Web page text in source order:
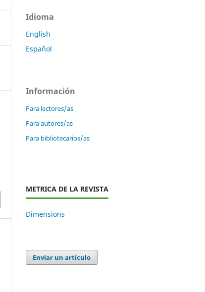
Idioma
English
Español
Información
Para lectores/as
Para autores/as
Para bibliotecarios/as
METRICA DE LA REVISTA
Dimensions
Enviar un artículo